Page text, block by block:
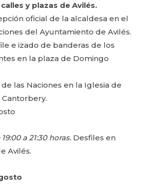
y plazas de Avilés.
oficial de la alcaldesa en el
del Ayuntamiento de Avilés.
e izado de banderas de los
en la plaza de Domingo
de las Naciones en la Iglesia de
Cantorbery.
a 21:30 horas. Desfiles en
Avilés.